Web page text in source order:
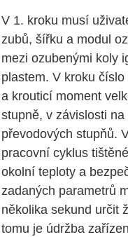
V 1. kroku musí
zubů, šířku a modul
mezi ozubenými koly
plastem. V kroku
a krouticí moment
stupně, v závislosti
převodových stupňů.
pracovní cyklus
okolní teploty a
zadaných parametrů
několika sekund určit
tomu je údržba